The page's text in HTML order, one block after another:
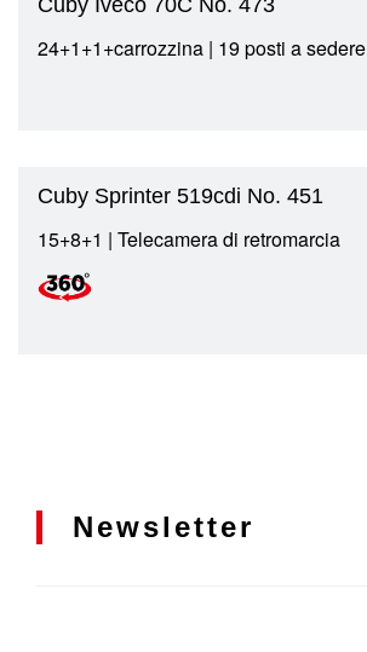
Cuby Iveco 70C No. 473
24+1+1+carrozzina | 19 posti a sedere
Cuby Sprinter 519cdi No. 451
15+8+1 | Telecamera di retromarcia
Newsletter